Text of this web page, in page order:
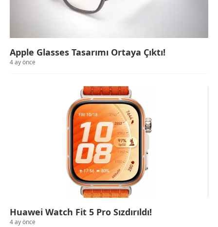
Apple Glasses Tasarımı Ortaya Çıktı!
4 ay önce
Huawei Watch Fit 5 Pro Sızdırıldı!
4 ay önce